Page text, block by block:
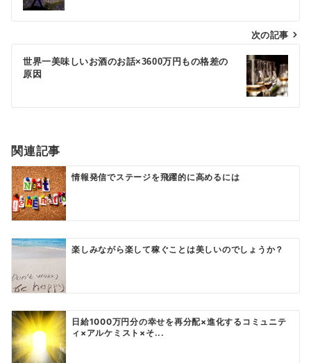
ナ
ゲ
ー
ン
次の記事
世界一美味しいお酒のお話×3600万円もの格差の
原因
関連記事
情報発信でステージを飛躍的に高めるには
楽しみながら楽して稼ぐことは美しいのでしょうか？
日給1000万円分の幸せを再分配×進化するコミュニテ
ィ×アルケミスト×そ...